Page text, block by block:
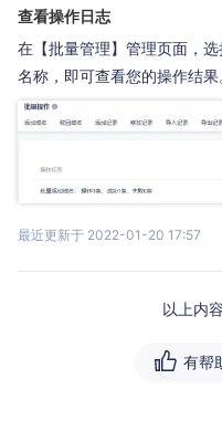
查看操作日志
在【批量管理】管理页面，
名称，即可查看您的操作结果
最近更新于 2022-01-20 17:57
以上内
有帮